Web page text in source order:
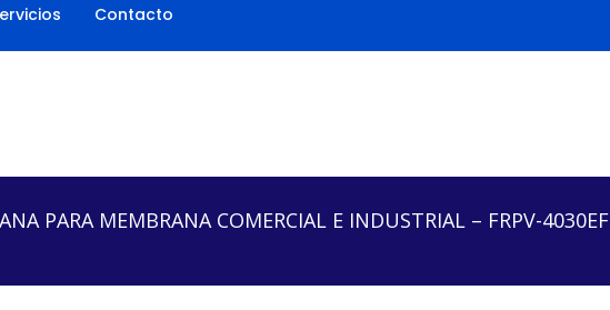
Contacto
PARA MEMBRANA COMERCIAL E INDUSTRIAL – FRPV-4030EF